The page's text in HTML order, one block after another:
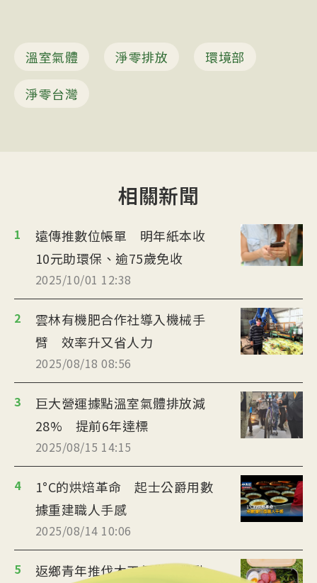
溫室氣體 淨零排放
環境部
淨零台灣
相關新聞
1
遠傳推數位帳單 明年紙本收
10元助環保、逾75歲免收
2025/10/01 12:38
2
雲林有機肥合作社導入機械手
臂 效率升又省人力
2025/08/18 08:56
3
巨大營運據點溫室氣體排放減
28% 提前6年達標
2025/08/15 14:15
4
1°C的烘焙革命 起士公爵用數
據重建職人手感
2025/08/14 10:06
5
返鄉青年推伐木工便當 帶動